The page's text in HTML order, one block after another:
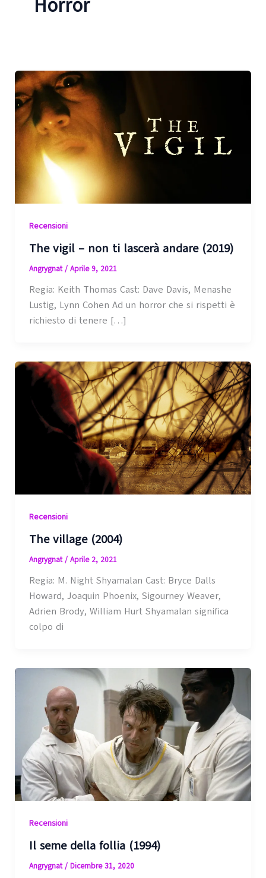
Horror
Recensioni
The vigil – non ti lascerà andare (2019)
Angrygnat/ Aprile 9, 2021
Regia: Keith Thomas Cast: Dave Davis, Menashe
Lustig, Lynn Cohen Ad un horror che si rispetti è
richiesto di tenere […]
Recensioni
The village (2004)
Angrygnat/ Aprile 2, 2021
Regia: M. Night Shyamalan Cast: Bryce Dalls
Howard, Joaquin Phoenix, Sigourney Weaver,
Adrien Brody, William Hurt Shyamalan significa
colpo di
Recensioni
Il seme della follia (1994)
Angrygnat/ Dicembre 31, 2020